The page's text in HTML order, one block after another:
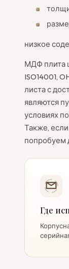
низкое
МДФ плита
ISO14001,
листа с
являются
условиях
Также,
попробуем
Где